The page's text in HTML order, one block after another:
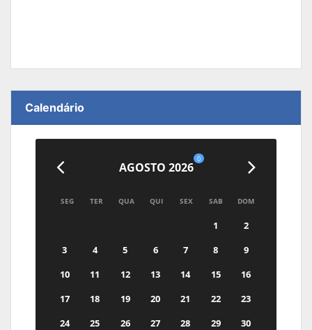
Calendário
AGOSTO 2026
0
SEG TER QUA QUI SEX SAB DOM
1
2
3
4 5 6 7 8
9
10
11 12 13 14 15
16
17
18 19 20 21 22
23
24
25 26 27 28 29
30